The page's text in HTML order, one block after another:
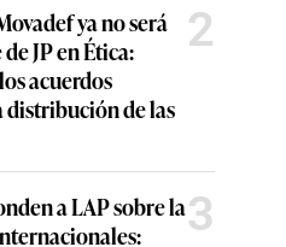
ya no será
JP en Ética:
acuerdos
distribución de las
2
a LAP sobre la3